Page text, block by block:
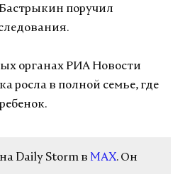
поручил
органах РИА Новости
росла в полной семье, где
Daily Storm в MAX. Он